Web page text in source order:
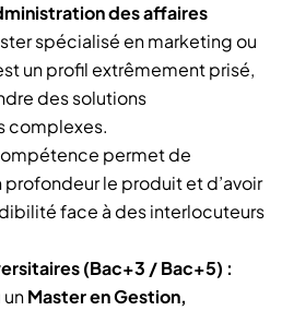
des affaires
spécialisé en marketing ou
un profil extrêmement prisé,
des solutions
complexes.
permet de
le produit et d’avoir
face à des interlocuteurs
(Bac+3 / Bac+5) :
unMaster en Gestion,